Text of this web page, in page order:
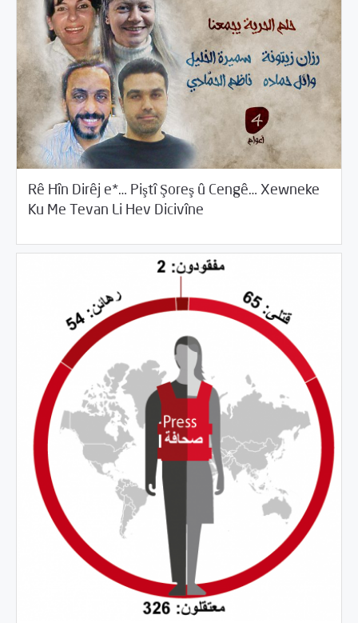
Rê Hîn Dirêj e*… Piştî Şoreş û Cengê… Xewneke
Ku Me Tevan Li Hev Dicivîne
19/2018 2017 /Beyannameyên SCMê/Rotator